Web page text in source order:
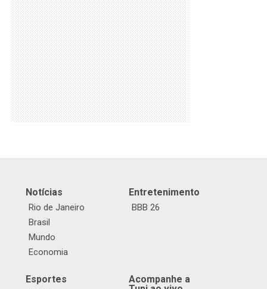
Notícias
Rio de Janeiro
Brasil
Mundo
Economia
Entretenimento
BBB 26
Esportes
Acompanhe a